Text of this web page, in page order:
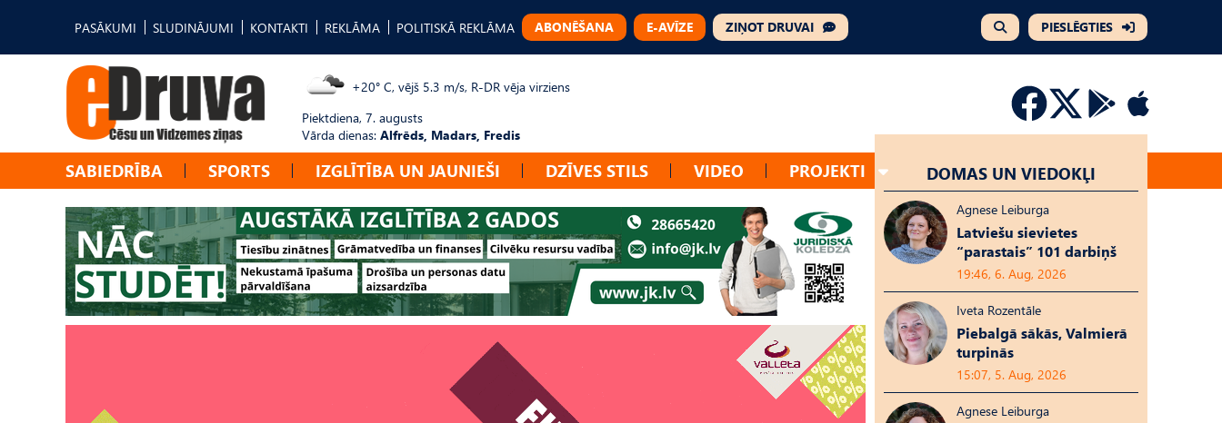
PASĀKUMI SLUDINĀJUMI KONTAKTI REKLĀMA POLITISKĀ REKLĀMA ABONĒŠANA E-AVĪZE ZIŅOT DRUVAI PIESLĒGTIES
+20° C, vējš 5.3 m/s, R-DR vēja virziens
Piektdiena, 7. augusts
Vārda dienas: Alfrēds, Madars, Fredis
SABIEDRĪBA SPORTS IZGLĪTĪBA UN JAUNIEŠI DZĪVES STILS VIDEO PROJEKTI DOMAS UN VIEDOKĻI
Agnese Leiburga
Latviešu sievietes
“parastais” 101 darbiņš
19:46, 6. Aug, 2026
Iveta Rozentāle
Piebalgā sākās, Valmierā
turpinās
15:07, 5. Aug, 2026
Agnese Leiburga